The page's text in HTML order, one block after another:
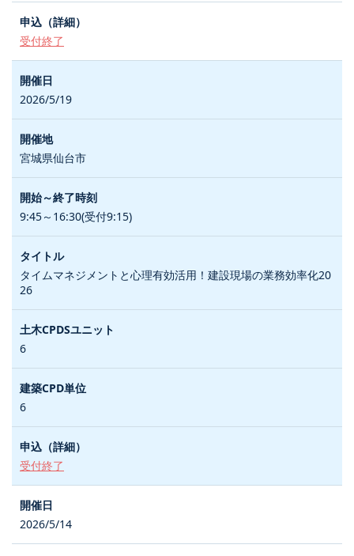
受付終了
2026/5/19
宮城県仙台市
9:45～16:30(受付9:15)
タイムマネジメントと心理有効活用！建設現場の業務効率化20
26
6
6
受付終了
2026/5/14